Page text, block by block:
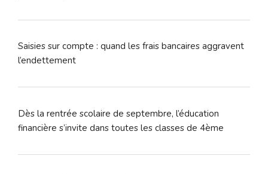
Saisies sur compte : quand les frais bancaires aggravent
l’endettement
Dès la rentrée scolaire de septembre, l’éducation
financière s’invite dans toutes les classes de 4ème